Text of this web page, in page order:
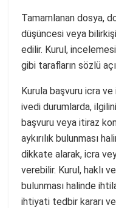
Tamamlanan dosya,
düşüncesi veya
edilir. Kurul,
gibi tarafların sözlü
Kurula başvuru icra ve
ivedi durumlarda,
başvuru veya itiraz
aykırılık bulunması
dikkate alarak, icra
verebilir. Kurul, haklı
bulunması halinde
ihtiyati tedbir kararı